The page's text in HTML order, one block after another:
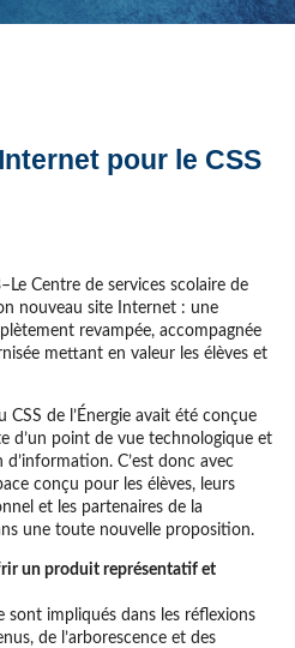
pour le CSS
Centre de services scolaire de
nouveau site Internet : une
revampée, accompagnée
mettant en valeur les élèves et
de l’Énergie avait été conçue
d’un point de vue technologique et
C’est donc avec
conçu pour les élèves, leurs
et les partenaires de la
une toute nouvelle proposition.
un produit représentatif et
sont impliqués dans les réflexions
de l’arborescence et des